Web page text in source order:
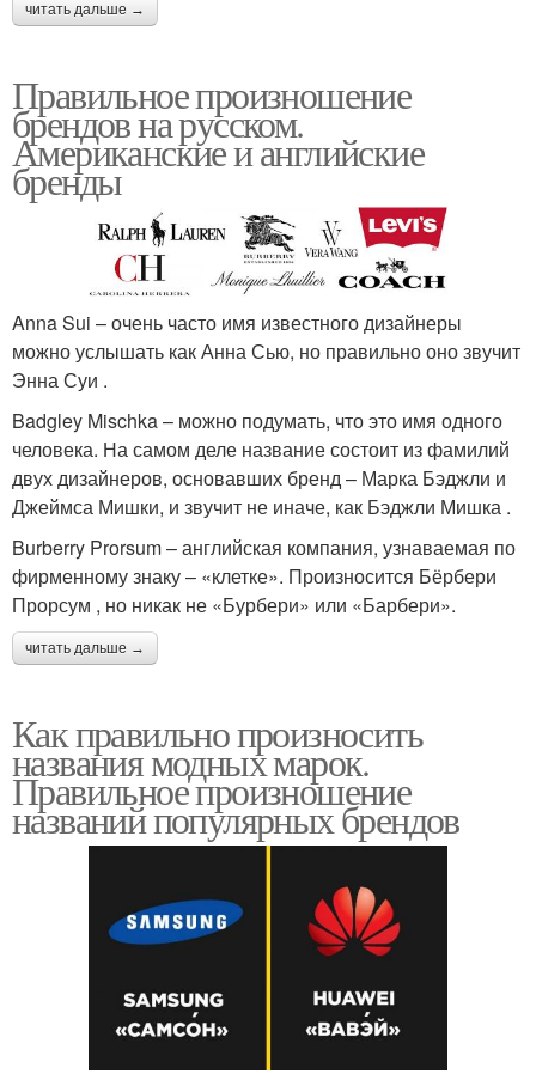
читать дальше →
Правильное произношение
брендов на русском.
Американские и английские
бренды
Anna Sui – очень часто имя известного дизайнеры
можно услышать как Анна Сью, но правильно оно звучит
Энна Суи .
Badgley Mischka – можно подумать, что это имя одного
человека. На самом деле название состоит из фамилий
двух дизайнеров, основавших бренд – Марка Бэджли и
Джеймса Мишки, и звучит не иначе, как Бэджли Мишка .
Burberry Prorsum – английская компания, узнаваемая по
фирменному знаку – «клетке». Произносится Бёрбери
Прорсум , но никак не «Бурбери» или «Барбери».
читать дальше →
Как правильно произносить
названия модных марок.
Правильное произношение
названий популярных брендов